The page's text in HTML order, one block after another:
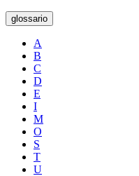
glossario
A
B
C
D
E
I
M
O
S
T
U